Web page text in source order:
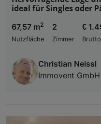
ideal für Singles oder
67,57 m2
Nutzfläche
2
Zimmer
€
Christian Neissl
Immovent GmbH